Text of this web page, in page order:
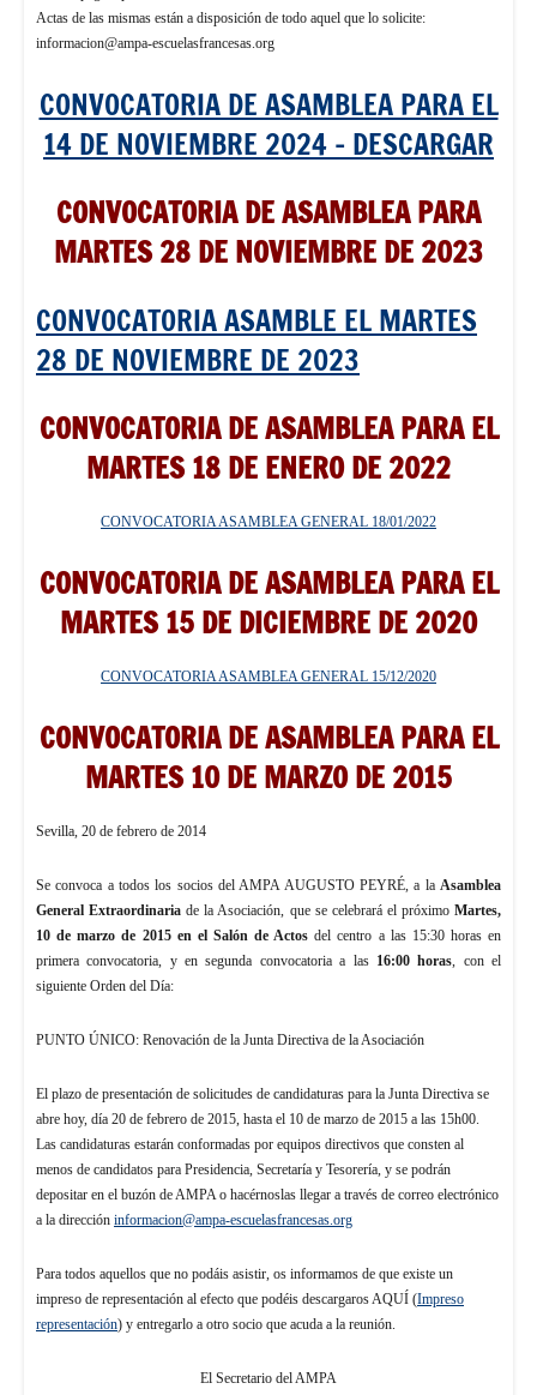
Actas de las mismas están a disposición de todo aquel que lo solicite:
informacion@ampa-escuelasfrancesas.org
CONVOCATORIA DE ASAMBLEA PARA EL
14 DE NOVIEMBRE 2024 – DESCARGAR
CONVOCATORIA DE ASAMBLEA PARA
MARTES 28 DE NOVIEMBRE DE 2023
CONVOCATORIA ASAMBLE EL MARTES
28 DE NOVIEMBRE DE 2023
CONVOCATORIA DE ASAMBLEA PARA EL
MARTES 18 DE ENERO DE 2022
CONVOCATORIA ASAMBLEA GENERAL 18/01/2022
CONVOCATORIA DE ASAMBLEA PARA EL
MARTES 15 DE DICIEMBRE DE 2020
CONVOCATORIA ASAMBLEA GENERAL 15/12/2020
CONVOCATORIA DE ASAMBLEA PARA EL
MARTES 10 DE MARZO DE 2015
Sevilla, 20 de febrero de 2014
Se convoca a todos los socios del AMPA AUGUSTO PEYRÉ, a laAsamblea
General Extraordinaria de la Asociación, que se celebrará el próximoMartes,
10 de marzo de 2015 en el Salón de Actos del centro a las 15:30 horas en
primera convocatoria, y en segunda convocatoria a las 16:00 horas, con el
siguiente Orden del Día:
PUNTO ÚNICO: Renovación de la Junta Directiva de la Asociación
El plazo de presentación de solicitudes de candidaturas para la Junta Directiva se
abre hoy, día 20 de febrero de 2015, hasta el 10 de marzo de 2015 a las 15h00.
Las candidaturas estarán conformadas por equipos directivos que consten al
menos de candidatos para Presidencia, Secretaría y Tesorería, y se podrán
depositar en el buzón de AMPA o hacérnoslas llegar a través de correo electrónico
a la dirección informacion@ampa-escuelasfrancesas.org
Para todos aquellos que no podáis asistir, os informamos de que existe un
impreso de representación al efecto que podéis descargaros AQUÍ (Impreso
representación) y entregarlo a otro socio que acuda a la reunión.
El Secretario del AMPA